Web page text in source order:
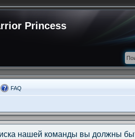
Princess
FAQ
нашей команды вы должны